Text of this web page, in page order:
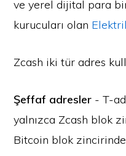
ve yerel dijital para
kurucuları olan
Zcash iki tür adres
Şeffaf adresler - T-
yalnızca Zcash blok
Bitcoin blok